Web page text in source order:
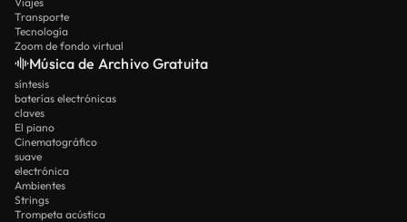
Transporte
Tecnología
Zoom de fondo virtual
Música de Archivo Gratuita
síntesis
baterías electrónicas
claves
El piano
Cinematográfico
suave
electrónica
Ambientes
Strings
Trompeta acústica